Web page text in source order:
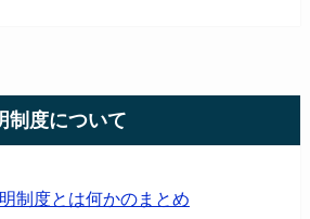
制度について
制度とは何かのまとめ